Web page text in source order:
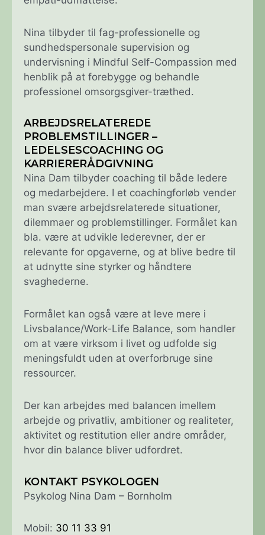
Nina tilbyder til fag-professionelle og
sundhedspersonale supervision og
undervisning i Mindful Self-Compassion med
henblik på at forebygge og behandle
professionel omsorgsgiver-træthed.
ARBEJDSRELATEREDE
PROBLEMSTILLINGER –
LEDELSESCOACHING OG
KARRIERERÅDGIVNING
Nina Dam tilbyder coaching til både ledere
og medarbejdere. I et coachingforløb vender
man svære arbejdsrelaterede situationer,
dilemmaer og problemstillinger. Formålet kan
bla. være at udvikle lederevner, der er
relevante for opgaverne, og at blive bedre til
at udnytte sine styrker og håndtere
svaghederne.
Formålet kan også være at leve mere i
Livsbalance/Work-Life Balance, som handler
om at være virksom i livet og udfolde sig
meningsfuldt uden at overforbruge sine
ressourcer.
Der kan arbejdes med balancen imellem
arbejde og privatliv, ambitioner og realiteter,
aktivitet og restitution eller andre områder,
hvor din balance bliver udfordret.
KONTAKT PSYKOLOGEN
Psykolog Nina Dam – Bornholm
Mobil: 30 11 33 91